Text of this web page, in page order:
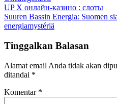
UP X онлайн-казино : слоты
Suuren Bassin Energia: Suomen
energiamystériä
Tinggalkan Balasan
Alamat email Anda tidak akan
ditandai *
Komentar *